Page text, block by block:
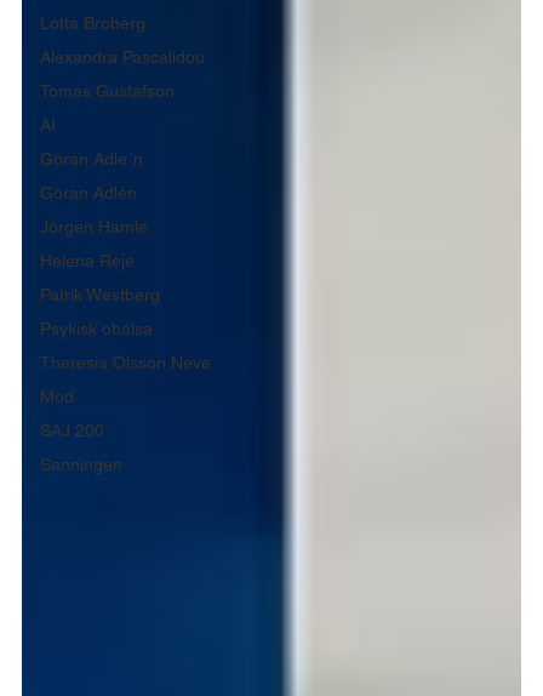
Lotta Broberg
Alexandra Pascalidou
Tomas Gustafson
AI
Göran Adle´n
Göran Adlén
Jörgen Hamle
Helena Reje
Patrik Westberg
Psykisk ohälsa
Theresia Olsson Neve
Mod
SAJ 200
Sanningen